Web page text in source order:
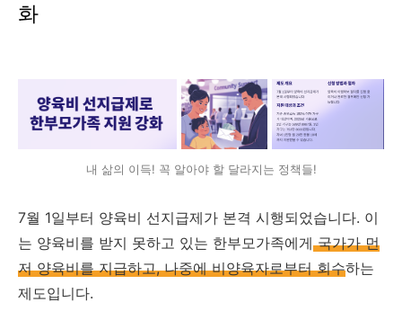
화
내 삶의 이득! 꼭 알아야 할 달라지는 정책들!
7월 1일부터 양육비 선지급제가 본격 시행되었습니다. 이
는 양육비를 받지 못하고 있는 한부모가족에게국가가 먼
저 양육비를 지급하고, 나중에 비양육자로부터 회수하는
제도입니다.